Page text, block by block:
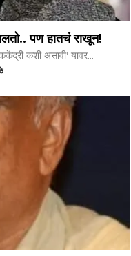
पण हातचं राखून!
कशी असावी' यावर...